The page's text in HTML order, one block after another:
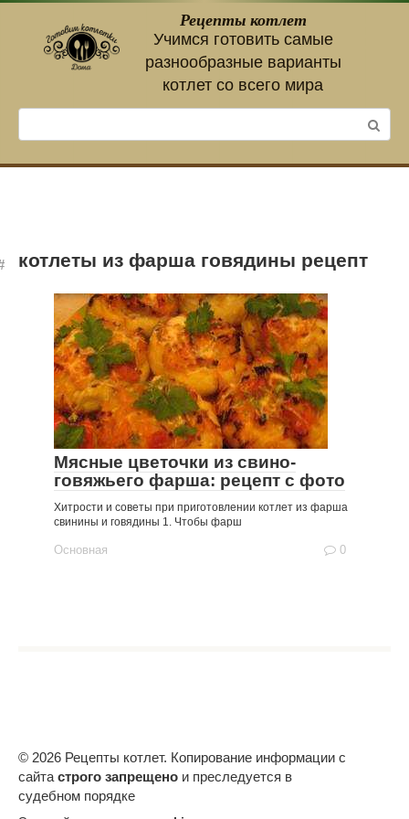
контенту
Рецепты котлет
Учимся готовить самые
разнообразные варианты
котлет со всего мира
котлеты из фарша говядины рецепт
Мясные цветочки из свино-
говяжьего фарша: рецепт с фото
Хитрости и советы при приготовлении котлет из фарша
свинины и говядины 1. Чтобы фарш
Основная 0
© 2026 Рецепты котлет. Копирование информации с
сайта строго запрещено и преследуется в
судебном порядке